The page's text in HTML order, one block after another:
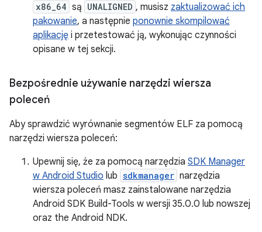
x86_64 są UNALIGNED , musisz zaktualizować ich
pakowanie, a następnie ponownie skompilować
aplikację i przetestować ją, wykonując czynności
opisane w tej sekcji.
Bezpośrednie używanie narzędzi wiersza
poleceń
Aby sprawdzić wyrównanie segmentów ELF za pomocą
narzędzi wiersza poleceń:
Upewnij się, że za pomocą narzędzia SDK Manager
w Android Studio lub sdkmanager narzędzia
wiersza poleceń masz zainstalowane narzędzia
Android SDK Build-Tools w wersji 35.0.0 lub nowszej
oraz the Android NDK.